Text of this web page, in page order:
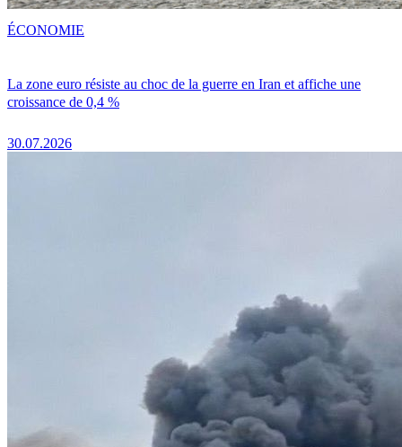
La zone euro résiste au choc de la guerre en Iran et affiche une
croissance de 0,4 %
30.07.2026
ÉCONOMIE